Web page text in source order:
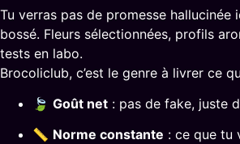
Tu verras pas de promesse hallucinée
bossé. Fleurs sélectionnées, profils
tests en labo.
Brocoliclub, c’est le genre à livrer ce
🍃 Goût net : pas de fake, juste
📏 Norme constante : ce que tu